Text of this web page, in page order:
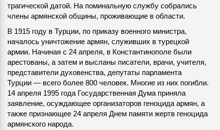
трагической датой. На поминальную службу собрались
члены армянской общины, проживающие в области.
В 1915 году в Турции, по приказу военного министра,
началось уничтожение армян, служивших в турецкой
армии. Начиная с 24 апреля, в Константинополе были
арестованы, а затем и высланы писатели, врачи, учителя,
представители духовенства, депутаты парламента
Турции — всего более 800 человек. Многие из них погибли.
14 апреля 1995 года Государственная Дума приняла
заявление, осуждающее организаторов геноцида армян, а
также признающее 24 апреля Днем памяти жертв геноцида
армянского народа.